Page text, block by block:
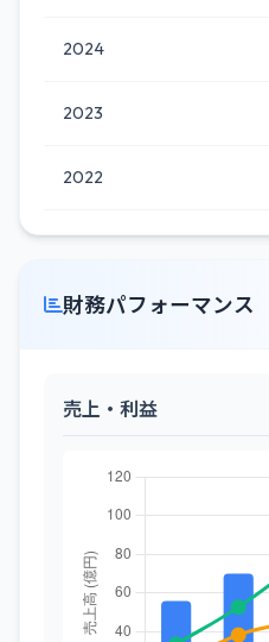
2024
2023
2022
財務パフォーマンス
売上・利益